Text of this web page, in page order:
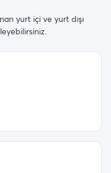
yurt içi ve yurt dışı